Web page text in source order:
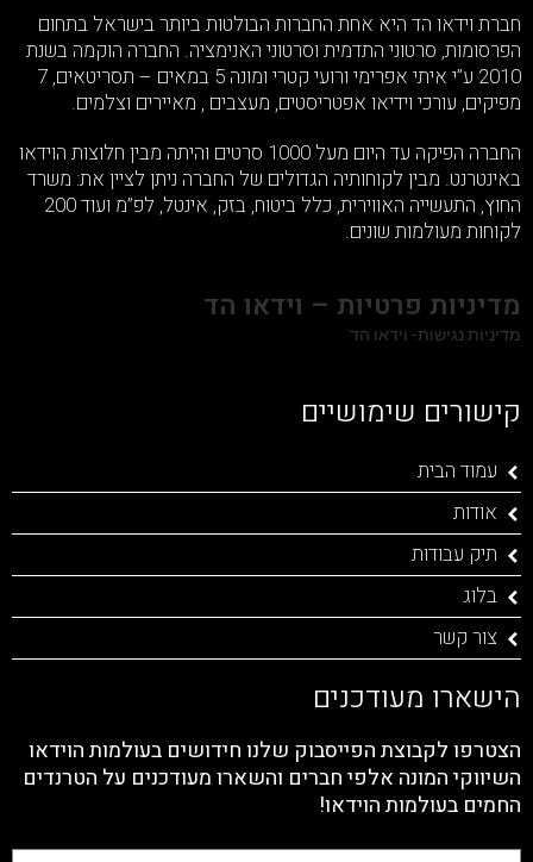
חברת וידאו הד היא אחת החברות הבולטות ביותר בישראל בתחום
הפרסומות, סרטוני התדמית וסרטוני האנימציה. החברה הוקמה בשנת
2010 ע”י איתי אפרימי ורועי קטרי ומונה 5 במאים – תסריטאים, 7
מפיקים, עורכי וידיאו אפטריסטים, מעצבים , מאיירים וצלמים.
החברה הפיקה עד היום מעל 1000 סרטים והיתה מבין חלוצות הוידאו
באינטרנט. מבין לקוחותיה הגדולים של החברה ניתן לציין את: משרד
החוץ, התעשייה האווירית, כלל ביטוח, בזק, אינטל, לפ”מ ועוד 200
לקוחות מעולמות שונים.
מדיניות פרטיות – וידאו הד
מדיניות נגישות- וידאו הד
קישורים שימושיים
עמוד הבית
אודות
תיק עבודות
בלוג
צור קשר
הישארו מעודכנים
הצטרפו לקבוצת הפייסבוק שלנו חידושים בעולמות הוידאו
השיווקי המונה אלפי חברים והשארו מעודכנים על הטרנדים
החמים בעולמות הוידאו!